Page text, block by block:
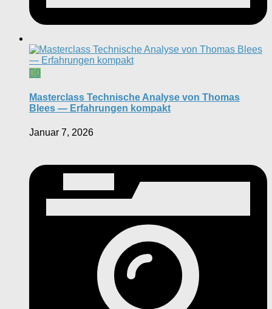
0
Masterclass Technische Analyse von Thomas
Blees — Erfahrungen kompakt
Januar 7, 2026